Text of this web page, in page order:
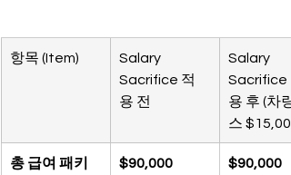
항목 (Item)
Salary
Sacrifice 적
용 전
Salary
Sacrifice
용 후 (차
스
총 급여 패키
$90,000 $90,000